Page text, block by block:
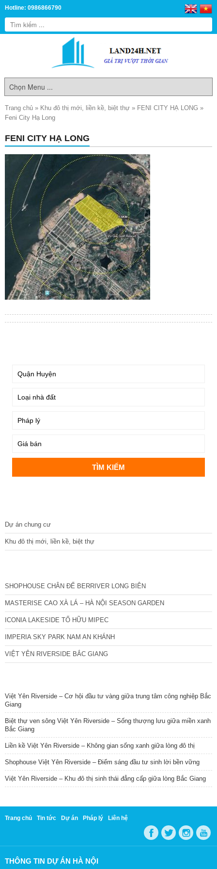
Hotline: 0986866790
Trang chủ » Khu đô thị mới, liền kề, biệt thự » FENI CITY HẠ LONG »
Feni City Hạ Long
FENI CITY HẠ LONG
Dự án chung cư
Khu đô thị mới, liền kề, biệt thự
SHOPHOUSE CHÂN ĐẾ BERRIVER LONG BIÊN
MASTERISE CAO XÀ LÁ – HÀ NỘI SEASON GARDEN
ICONIA LAKESIDE TỐ HỮU MIPEC
IMPERIA SKY PARK NAM AN KHÁNH
VIỆT YÊN RIVERSIDE BẮC GIANG
Việt Yên Riverside – Cơ hội đầu tư vàng giữa trung tâm công nghiệp Bắc
Giang
Biệt thự ven sông Việt Yên Riverside – Sống thượng lưu giữa miền xanh
Bắc Giang
Liền kề Việt Yên Riverside – Không gian sống xanh giữa lòng đô thị
Shophouse Việt Yên Riverside – Điểm sáng đầu tư sinh lời bền vững
Việt Yên Riverside – Khu đô thị sinh thái đẳng cấp giữa lòng Bắc Giang
Trang chủ Tin tức Dự án Pháp lý Liên hệ
THÔNG TIN DỰ ÁN HÀ NỘI